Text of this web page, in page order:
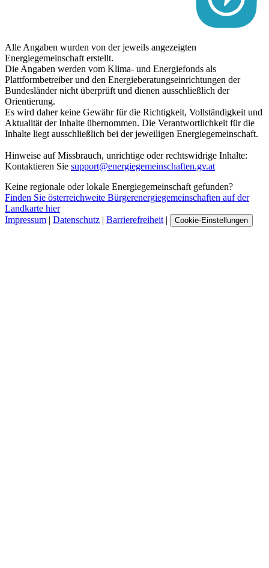
Alle Angaben wurden von der jeweils angezeigten
Energiegemeinschaft erstellt.
Die Angaben werden vom Klima- und Energiefonds als
Plattformbetreiber und den Energieberatungseinrichtungen der
Bundesländer nicht überprüft und dienen ausschließlich der
Orientierung.
Es wird daher keine Gewähr für die Richtigkeit, Vollständigkeit und
Aktualität der Inhalte übernommen. Die Verantwortlichkeit für die
Inhalte liegt ausschließlich bei der jeweiligen Energiegemeinschaft.
Hinweise auf Missbrauch, unrichtige oder rechtswidrige Inhalte:
Kontaktieren Sie support@energiegemeinschaften.gv.at
Keine regionale oder lokale Energiegemeinschaft gefunden?
Finden Sie österreichweite Bürgerenergiegemeinschaften auf der
Landkarte hier
Impressum | Datenschutz | Barrierefreiheit | Cookie-Einstellungen